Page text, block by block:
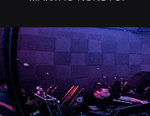
蝉爸爸妈妈爱存在夏天的
声音啊